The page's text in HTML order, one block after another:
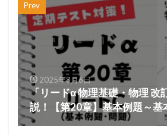
Prev
2025年8月6日
「リードα 物理基礎・物理 改
説！【第20章】基本例題～基